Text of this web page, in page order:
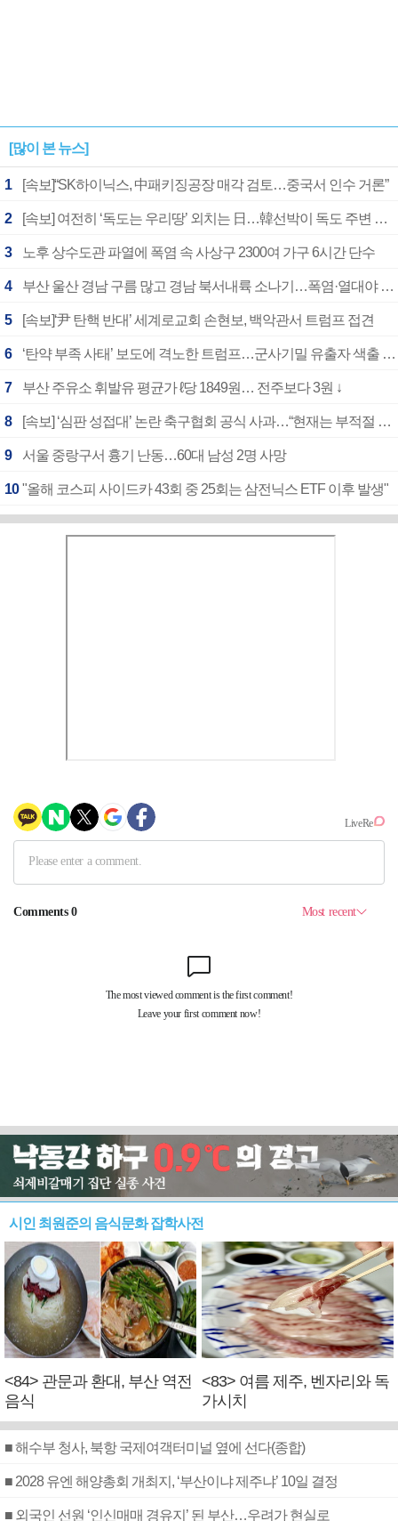
[많이 본 뉴스]
1 [속보]“SK하이닉스, 中패키징공장 매각 검토…중국서 인수 거론”
2 [속보] 여전히 ‘독도는 우리땅’ 외치는 日…韓선박이 독도 주변 해양조사 활동하자 반발
3 노후 상수도관 파열에 폭염 속 사상구 2300여 가구 6시간 단수
4 부산 울산 경남 구름 많고 경남 북서내륙 소나기…폭염·열대야 계속
5 [속보]‘尹 탄핵 반대’ 세계로교회 손현보, 백악관서 트럼프 접견
6 ‘탄약 부족 사태’ 보도에 격노한 트럼프…군사기밀 유출자 색출 지시
7 부산 주유소 휘발유 평균가 ℓ당 1849원… 전주보다 3원 ↓
8 [속보] ‘심판 성접대’ 논란 축구협회 공식 사과…“현재는 부적절 행위 없어”
9 서울 중랑구서 흉기 난동…60대 남성 2명 사망
10 "올해 코스피 사이드카 43회 중 25회는 삼전닉스 ETF 이후 발생"
시인 최원준의 음식문화 잡학사전
<84> 관문과 환대, 부산 역전
음식
<83> 여름 제주, 벤자리와 독
가시치
■ 해수부 청사, 북항 국제여객터미널 옆에 선다(종합)
■ 2028 유엔 해양총회 개최지, ‘부산이냐 제주냐’ 10일 결정
■ 외국인 선원 ‘인신매매 경유지’ 된 부산…우려가 현실로